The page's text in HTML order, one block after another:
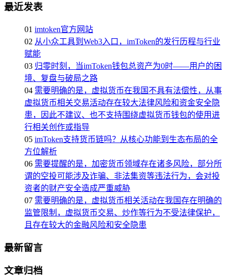
最近发表
01 imtoken官方网站
02 从小众工具到Web3入口，imToken的发行历程与行业
赋能
03 归零时刻，当imToken钱包总资产为0时——用户的困
境、复盘与破局之路
04 需要明确的是，虚拟货币在我国不具有法偿性，从事
虚拟货币相关交易活动存在较大法律风险和资金安全隐
患，因此不建议、也不支持围绕虚拟货币钱包的使用进
行相关创作或指导
05 imToken支持货币链吗？从核心功能到生态布局的全
方位解析
06 需要提醒的是，加密货币领域存在诸多风险，部分所
谓的空投可能涉及诈骗、非法集资等违法行为，会对投
资者的财产安全造成严重威胁
07 需要明确的是，虚拟货币相关活动在我国存在明确的
监管限制，虚拟货币交易、炒作等行为不受法律保护，
且存在较大的金融风险和安全隐患
最新留言
文章归档